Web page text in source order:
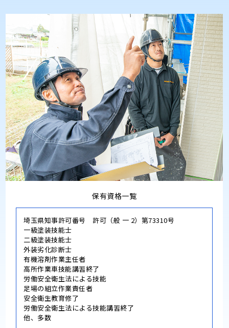
保有資格一覧
埼玉県知事許可番号 許可（般 一 2）第73310号
一級塗装技能士
二級塗装技能士
外装劣化診断士
有機溶剤作業主任者
高所作業車技能講習終了
労働安全衛生法による技能
足場の組立作業責任者
安全衛生教育修了
労働安全衛生法による技能講習終了
他、多数